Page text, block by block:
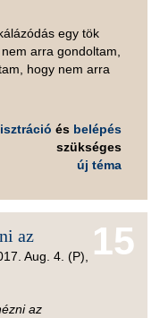
egy tök
arra gondoltam,
hogy nem arra
és belépés
szükséges
új téma
15
az
Aug. 4. (P),
az